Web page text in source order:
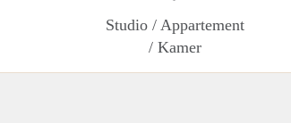
Studio / Appartement
/ Kamer